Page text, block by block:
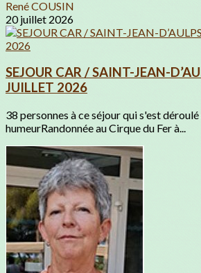
René COUSIN
20 juillet 2026
SEJOUR CAR / SAINT-JEAN-
JUILLET 2026
38 personnes à ce séjour qui s'est
humeurRandonnée au Cirque du Fer à...